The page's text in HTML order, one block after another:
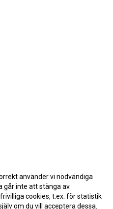
använder vi nödvändiga
går inte att stänga av.
cookies, t.ex. för statistik
om du vill acceptera dessa.